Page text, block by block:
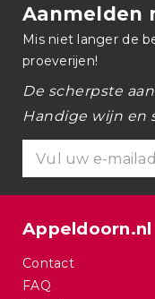
Aanmelden
Mis niet langer de
proeverijen!
De scherpste
Handige wijn en
Appeldoorn.nl
Contact
FAQ